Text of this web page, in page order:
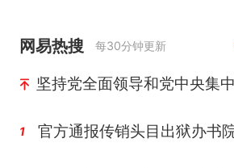
网易热搜 每30分钟更新
坚持党全面领导和党中央集
1 官方通报传销头目出狱办书